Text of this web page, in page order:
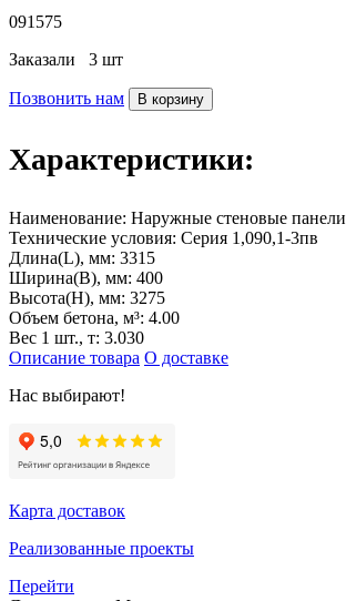
091575
Заказали 3 шт
Позвонить нам В корзину
Характеристики:
Наименование: Наружные стеновые панели
Технические условия: Серия 1,090,1-3пв
Длина(L), мм: 3315
Ширина(B), мм: 400
Высота(H), мм: 3275
Объем бетона, м³: 4.00
Вес 1 шт., т: 3.030
Описание товара О доставке
Нас выбирают!
Карта доставок
Реализованные проекты
Перейти